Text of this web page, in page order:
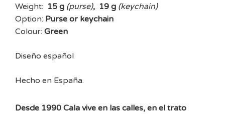
Weight: 15 g (purse), 19 g (keychain)
Option: Purse or keychain
Colour: Green
Diseño español
Hecho en España.
Desde 1990 Cala vive en las calles, en el trato